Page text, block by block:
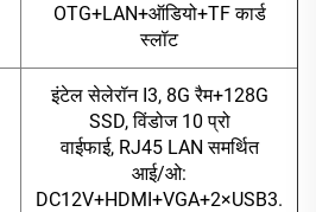
OTG+LAN+ऑडियो+TF कार्ड
स्लॉट
इंटेल सेलेरॉन I3, 8G रैम+128G
SSD, विंडोज 10 प्रो
वाईफाई, RJ45 LAN समर्थित
आई/ओ:
DC12V+HDMI+VGA+2×USB3.